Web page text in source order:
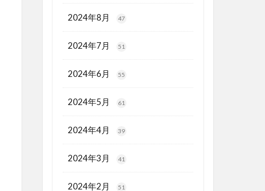
2024年8月 47
2024年7月 51
2024年6月 55
2024年5月 61
2024年4月 39
2024年3月 41
2024年2月 51